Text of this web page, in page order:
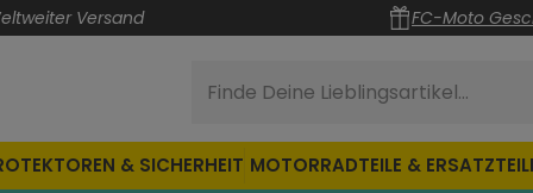
Versand FC-Moto
Finde Deine Lieblingsartikel...
& SICHERHEIT MOTORRADTEILE &